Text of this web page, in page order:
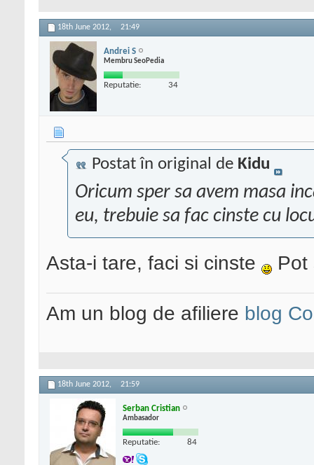
18th June 2012, 21:49
Andrei S
Membru SeoPedia
Reputatie: 34
Postat în original de Kidu
Oricum sper sa avem masa
eu, trebuie sa fac cinste cu
Asta-i tare, faci si cinste Pot
Am un blog de afiliere blog
18th June 2012, 21:59
Serban Cristian
Ambasador
Reputatie: 84